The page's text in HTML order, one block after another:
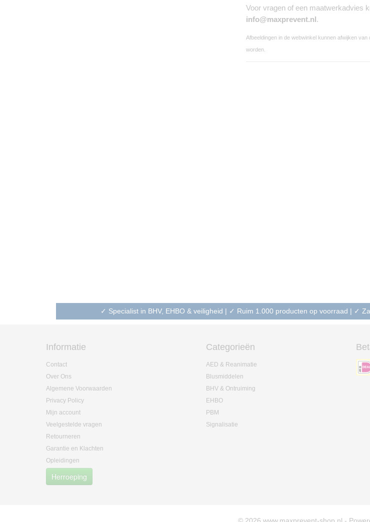
Voor vragen of een maatwerkadvies
info@maxprevent.nl .
Afbeeldingen in de webwinkel kunnen afwijken
worden.
✓ Specialist in BHV, EHBO & veiligheid | ✓ Ruim 1.000 producten op voorraad | ✓
Informatie
Contact
Over Ons
Algemene Voorwaarden
Privacy Policy
Mijn account
Veelgestelde vragen
Retourneren
Garantie en Klachten
Opleidingen
Herroeping
Categorieën
AED & Reanimatie
Blusmiddelen
BHV & Ontruiming
EHBO
PBM
Signalisatie